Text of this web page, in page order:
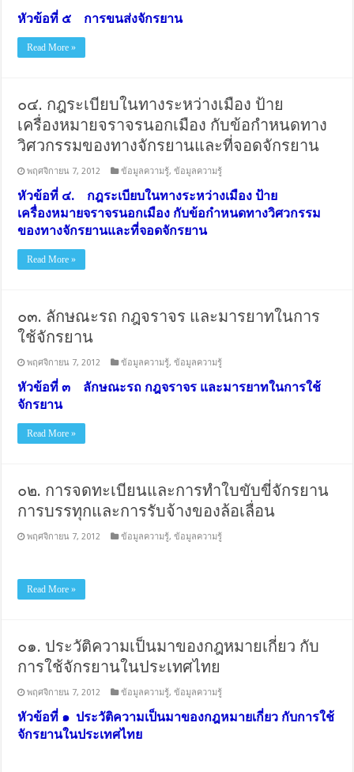
หัวข้อที่ ๕ การขนส่งจักรยาน
Read More »
๐๔. กฎระเบียบในทางระหว่างเมือง ป้าย
เครื่องหมายจราจรนอกเมือง กับข้อกำหนดทาง
วิศวกรรมของทางจักรยานและที่จอดจักรยาน
พฤศจิกายน 7, 2012 ข้อมูลความรู้,ข้อมูลความรู้
หัวข้อที่ ๔. กฎระเบียบในทางระหว่างเมือง ป้าย
เครื่องหมายจราจรนอกเมือง กับข้อกำหนดทางวิศวกรรม
ของทางจักรยานและที่จอดจักรยาน
Read More »
๐๓. ลักษณะรถ กฎจราจร และมารยาทในการ
ใช้จักรยาน
พฤศจิกายน 7, 2012 ข้อมูลความรู้,ข้อมูลความรู้
หัวข้อที่ ๓ ลักษณะรถ กฎจราจร และมารยาทในการใช้
จักรยาน
Read More »
๐๒. การจดทะเบียนและการทำใบขับขี่จักรยาน
การบรรทุกและการรับจ้างของล้อเลื่อน
พฤศจิกายน 7, 2012 ข้อมูลความรู้,ข้อมูลความรู้
Read More »
๐๑. ประวัติความเป็นมาของกฎหมายเกี่ยว กับ
การใช้จักรยานในประเทศไทย
พฤศจิกายน 7, 2012 ข้อมูลความรู้,ข้อมูลความรู้
หัวข้อที่ ๑ ประวัติความเป็นมาของกฎหมายเกี่ยว กับการใช้
จักรยานในประเทศไทย